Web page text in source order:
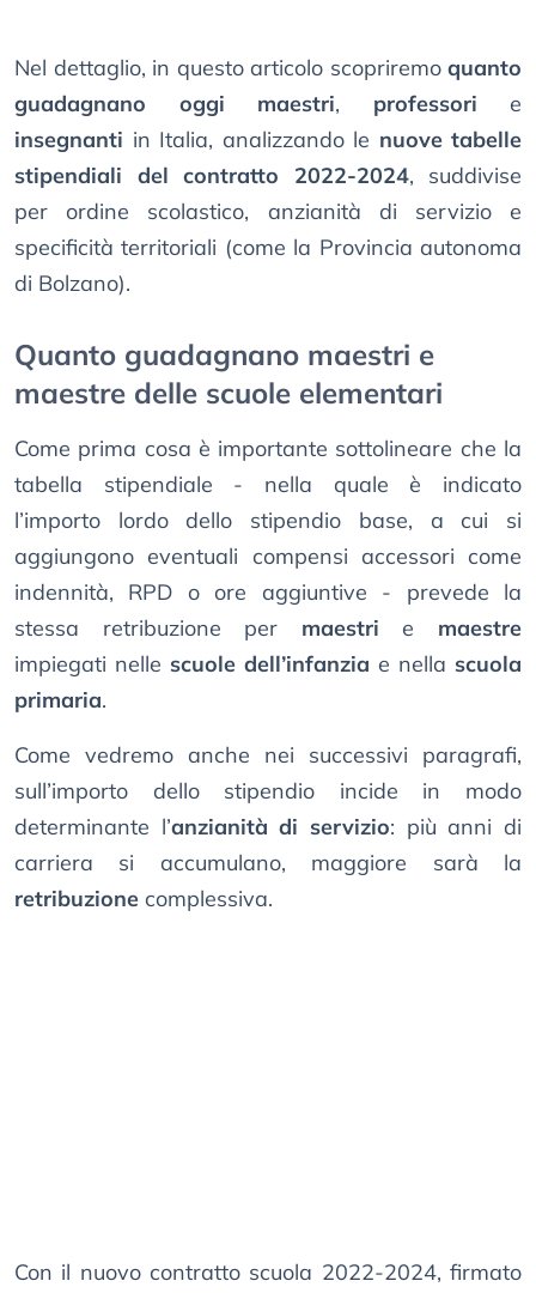
Nel dettaglio, in questo articolo scopriremo quanto
guadagnano oggi maestri, professori e
insegnanti in Italia, analizzando le nuove tabelle
stipendiali del contratto 2022-2024, suddivise
per ordine scolastico, anzianità di servizio e
specificità territoriali (come la Provincia autonoma
di Bolzano).
Quanto guadagnano maestri e
maestre delle scuole elementari
Come prima cosa è importante sottolineare che la
tabella stipendiale - nella quale è indicato
l’importo lordo dello stipendio base, a cui si
aggiungono eventuali compensi accessori come
indennità, RPD o ore aggiuntive - prevede la
stessa retribuzione per maestri e maestre
impiegati nelle scuole dell’infanzia e nella scuola
primaria.
Come vedremo anche nei successivi paragrafi,
sull’importo dello stipendio incide in modo
determinante l’anzianità di servizio: più anni di
carriera si accumulano, maggiore sarà la
retribuzione complessiva.
Con il nuovo contratto scuola 2022-2024, firmato